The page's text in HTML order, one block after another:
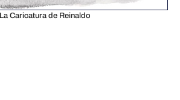
La Caricatura de Reinaldo